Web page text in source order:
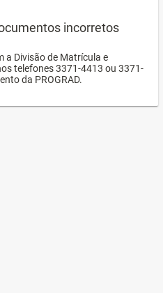
incorretos
a Divisão de Matrícula e
telefones 3371-4413 ou 3371-
da PROGRAD.